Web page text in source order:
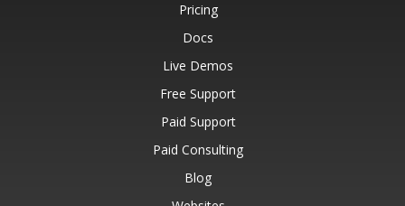
Pricing
Docs
Live Demos
Free Support
Paid Support
Paid Consulting
Blog